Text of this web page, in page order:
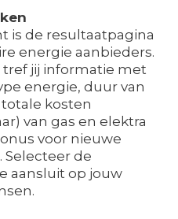
is de resultaatpagina
energie aanbieders.
tref jij informatie met
energie, duur van
kosten
van gas en elektra
voor nieuwe
de
aansluit op jouw